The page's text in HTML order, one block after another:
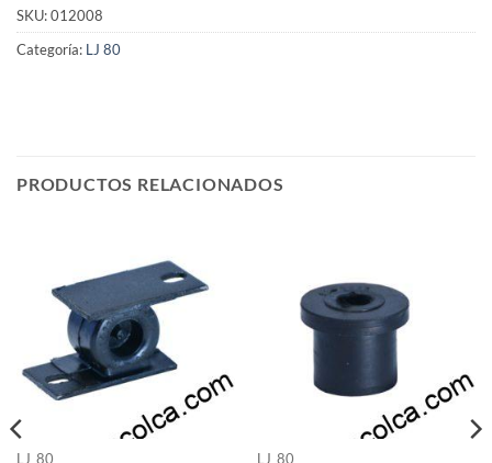
SKU:012008
Categoría: LJ 80
PRODUCTOS RELACIONADOS
LJ 80 LJ 80